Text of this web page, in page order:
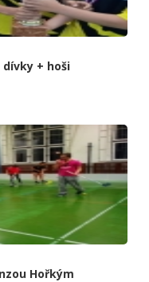
dívky + hoši
Hořkým